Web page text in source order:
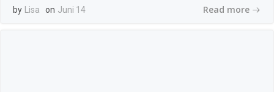
by Lisa on Juni 14 Read more